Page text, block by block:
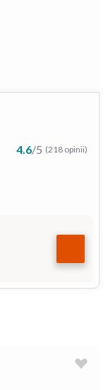
4.6/5 (218 opinii)